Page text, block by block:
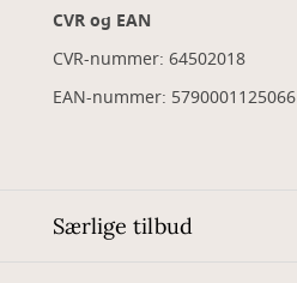
CVR og EAN
CVR-nummer: 64502018
EAN-nummer: 5790001125066
Særlige tilbud